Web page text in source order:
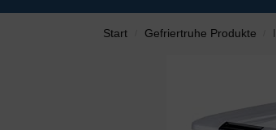
Start Gefriertruhe Produkte